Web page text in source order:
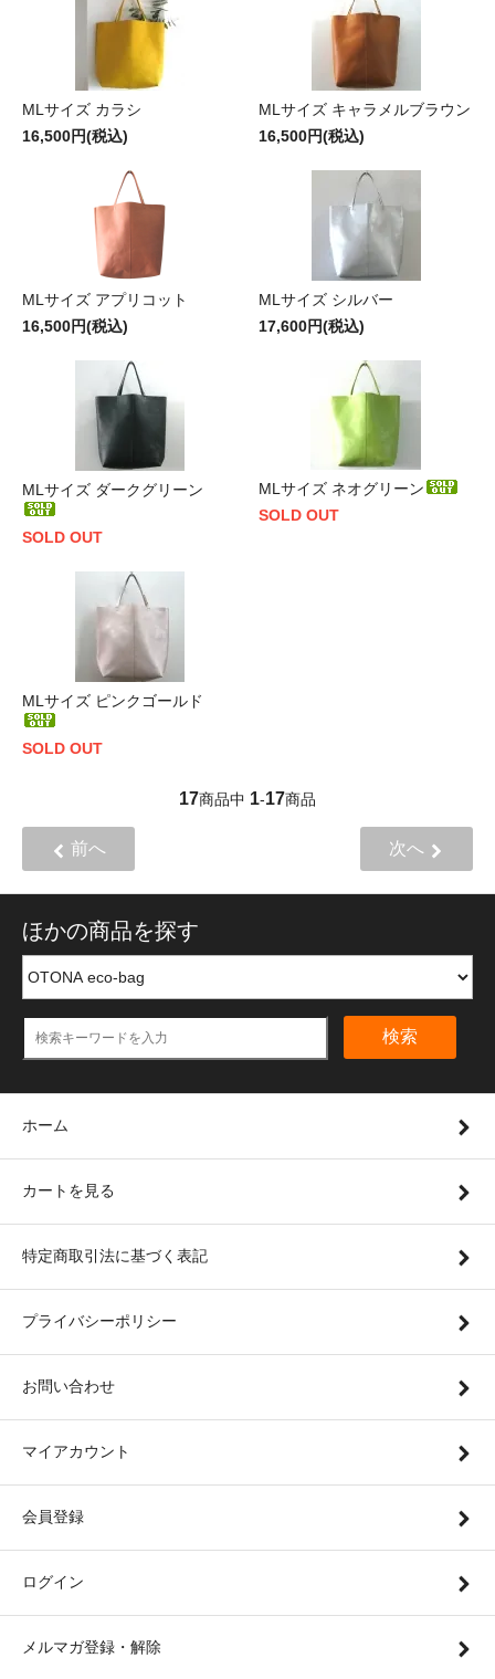
MLサイズ カラシ
16,500円(税込)
MLサイズ キャラメルブラウン
16,500円(税込)
MLサイズ アプリコット
16,500円(税込)
MLサイズ シルバー
17,600円(税込)
MLサイズ ダークグリーン
SOLD OUT
MLサイズ ネオグリーン
SOLD OUT
MLサイズ ピンクゴールド
SOLD OUT
17商品中 1-17商品
前へ 次へ
ほかの商品を探す
検索
ホーム
カートを見る
特定商取引法に基づく表記
プライバシーポリシー
お問い合わせ
マイアカウント
会員登録
ログイン
メルマガ登録・解除